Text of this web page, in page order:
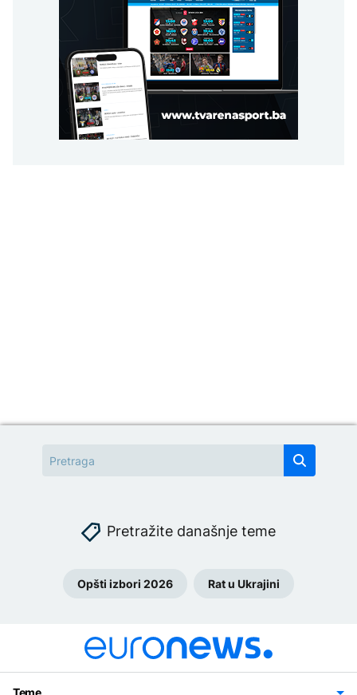
Pretražite današnje teme
Opšti izbori 2026 Rat u Ukrajini